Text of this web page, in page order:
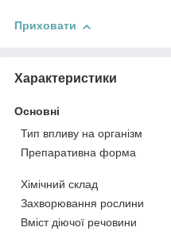
Приховати
Характеристики
Основні
Тип впливу на організм
Препаративна форма
Хімічний склад
Захворювання рослини
Вміст діючої речовини